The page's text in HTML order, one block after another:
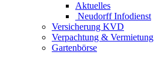
Aktuelles
Neudorff Infodienst
Versicherung KVD
Verpachtung & Vermietung
Gartenbörse